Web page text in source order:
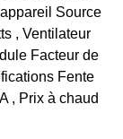
Source
, Ventilateur
Facteur de
Fente
, Prix ​​à chaud